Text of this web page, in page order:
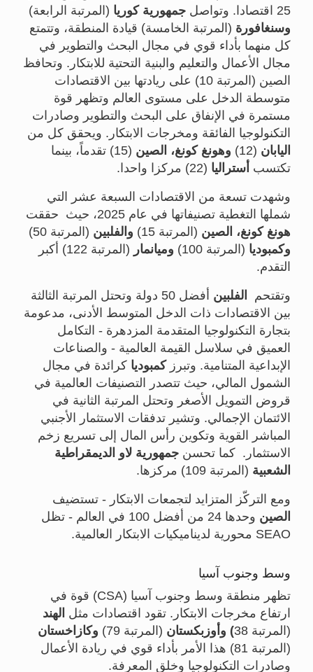
25 اقتصادا. وتواصل
جمهورية كوريا (المرتبة الرابعة)
وسنغافورة (المرتبة الخامسة) قيادة المنطقة، وتتمتع
كل منهما بأداء قوي في مجال البحث والتطوير في
مجال الأعمال والتعليم والبنية التحتية للابتكار. وتحافظ
الصين (المرتبة 10) على ريادتها بين الاقتصادات
متوسطة الدخل على مستوى العالم وتظهر قوة
مستمرة في الإنفاق على البحث والتطوير وصادرات
التكنولوجيا الفائقة ومخرجات الابتكار. ويحقق كل من
اليابان (12) وهونغ كونغ، الصين
(15) تقدماً، بينما
تكتسب أستراليا (22) مركزا واحدا.
وشهدت تسعة من الاقتصادات السبعة عشر التي
شملها التغطية تصنيفاتها في عام 2025، حيث
حققت
هونغ كونغ، الصين (المرتبة 15) والفلبين (المرتبة 50)
وكمبوديا (المرتبة 100) وميانمار
(المرتبة 122) أكبر
التقدم.
وتقتحم الفلبين
أفضل 50 دولة وتحتل المرتبة الثالثة
بين الاقتصادات ذات الدخل المتوسط الأدنى، مدعومة
بتجارة التكنولوجيا المتقدمة المزدهرة - التكامل
العميق في سلاسل القيمة العالمية - والصناعات
الإبداعية المتنامية. وتبرزكمبوديا كرائدة في مجال
الشمول المالي، حيث تتصدر التصنيفات العالمية في
قروض التمويل الأصغر وتحتل المرتبة الثانية في
الائتمان الإجمالي. وتشير تدفقات الاستثمار الأجنبي
المباشر القوية وتكوين رأس المال إلى تسريع زخم
الاستثمار. كما تحسن جمهورية لاو الديمقراطية
الشعبية (المرتبة 109) مركزها.
ومع التركّز المتزايد لتجمعات الابتكار - تستضيف
الصين
وحدها 24 من أفضل 100 في العالم - تظل
SEAO محورية لديناميكيات الابتكار العالمية.
وسط وجنوب آسيا
تظهر منطقة وسط وجنوب آسيا (CSA) قوة في
ارتفاع مخرجات الابتكار. تقود اقتصادات مثل الهند
(المرتبة 38
) وأوزبكستان (المرتبة 79)
وكازاخستان
(المرتبة 81) هذا الأمر بأداء قوي في ريادة الأعمال
وصادرات التكنولوجيا وخلق المعرفة.